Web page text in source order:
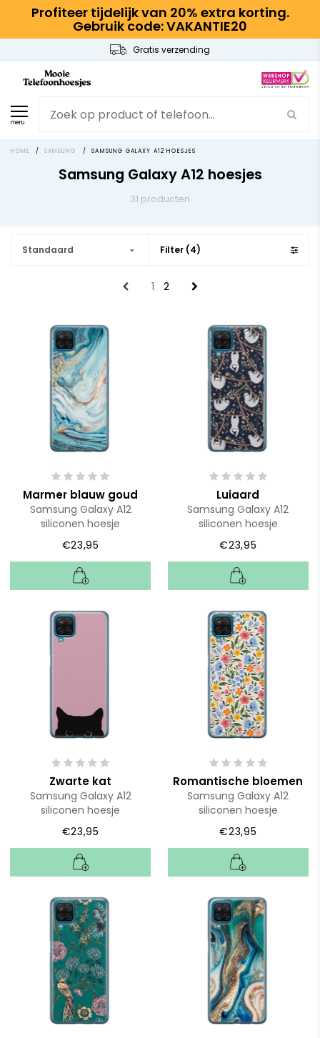
Profiteer tijdelijk van 20% extra korting.
Gebruik code: VAKANTIE20
Gratis verzending
menu
HOME / SAMSUNG / SAMSUNG GALAXY A12 HOESJES
Samsung Galaxy A12 hoesjes
31 producten
Standaard Filter (4)
1 2
Marmer blauw goud
Samsung Galaxy A12
siliconen hoesje
€23,95
Luiaard
Samsung Galaxy A12
siliconen hoesje
€23,95
Zwarte kat
Samsung Galaxy A12
siliconen hoesje
€23,95
Romantische bloemen
Samsung Galaxy A12
siliconen hoesje
€23,95